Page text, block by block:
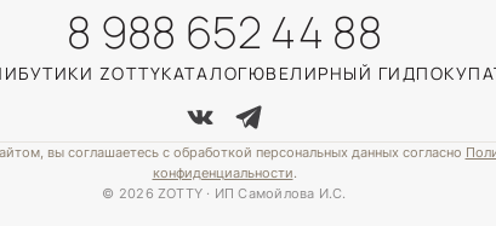
8 988 652 44 88
БУТИКИ ZOTTYКАТАЛОГЮВЕЛИРНЫЙ ГИД
вы соглашаетесь с обработкой персональных данных согласно
конфиденциальности.
© 2026 ZOTTY · ИП Самойлова И.С.